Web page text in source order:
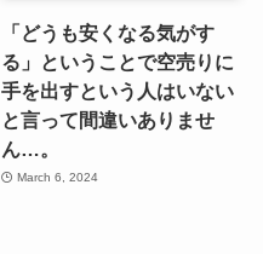
「どうも安くなる気がす
る」ということで空売りに
手を出すという人はいない
と言って間違いありませ
ん…。
March 6, 2024